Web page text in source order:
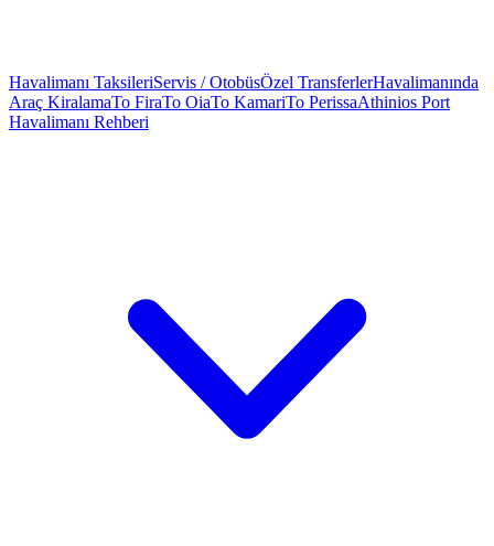
Havalimanı TaksileriServis / OtobüsÖzel TransferlerHavalimanında
Araç KiralamaTo FiraTo OiaTo KamariTo PerissaAthinios Port
Havalimanı Rehberi